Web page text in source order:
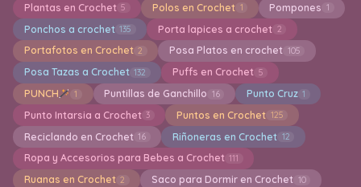
Plantas en Crochet 5 Polos en Crochet 1 Pompones 1
Ponchos a crochet 135 Porta lapices a crochet 2
Portafotos en Crochet 2 Posa Platos en crochet 105
Posa Tazas a Crochet 132 Puffs en Crochet 5
PUNCH 1 Puntillas de Ganchillo 16 Punto Cruz 1
Punto Intarsia a Crochet 3 Puntos en Crochet 125
Reciclando en Crochet 16 Riñoneras en Crochet 12
Ropa y Accesorios para Bebes a Crochet 111
Ruanas en Crochet 2 Saco para Dormir en Crochet 10